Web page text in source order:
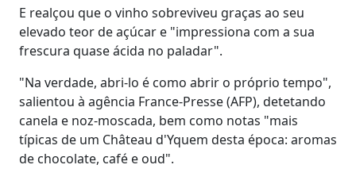
E realçou que o vinho sobreviveu graças ao seu
elevado teor de açúcar e "impressiona com a sua
frescura quase ácida no paladar".
"Na verdade, abri-lo é como abrir o próprio tempo",
salientou à agência France-Presse (AFP), detetando
canela e noz-moscada, bem como notas "mais
típicas de um Château d'Yquem desta época: aromas
de chocolate, café e oud".